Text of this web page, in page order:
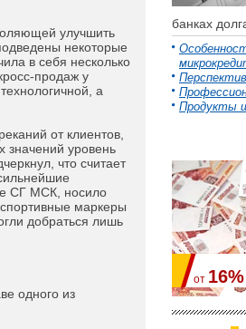
улучшить
некоторые
в себя несколько
продаж у
а
от клиентов,
значений уровень
что считает
СГ МСК, носило
маркеры
добраться лишь
одного из
банках
Продукты
от 16%